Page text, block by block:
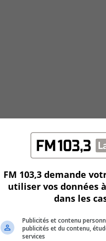
FM 103,3 demande
utiliser vos données
dans les
Publicités et contenu
publicités et du contenu,
services